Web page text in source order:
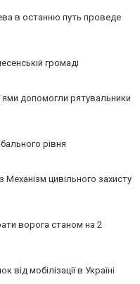
в останню путь проведе
громаді
допомогли рятувальники
рівня
цивільного захисту
ворога станом на 2
від мобілізації в Україні